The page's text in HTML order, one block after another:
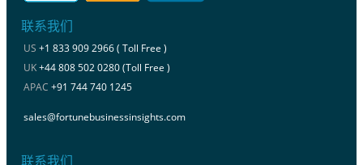
联系我们
US +1 833 909 2966 ( Toll Free )
UK+44 808 502 0280 (Toll Free )
APAC +91 744 740 1245
sales@fortunebusinessinsights.com
联系我们